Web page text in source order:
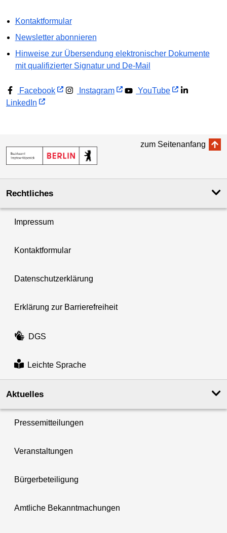
Kontaktformular
Newsletter abonnieren
Hinweise zur Übersendung elektronischer Dokumente
mit qualifizierter Signatur und De-Mail
Facebook Instagram
YouTube
LinkedIn
zum Seitenanfang
Rechtliches
Impressum
Kontaktformular
Datenschutzerklärung
Erklärung zur Barrierefreiheit
DGS
Leichte Sprache
Aktuelles
Pressemitteilungen
Veranstaltungen
Bürgerbeteiligung
Amtliche Bekanntmachungen